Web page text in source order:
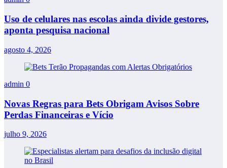
Uso de celulares nas escolas ainda divide gestores,
aponta pesquisa nacional
agosto 4, 2026
admin 0
Novas Regras para Bets Obrigam Avisos Sobre
Perdas Financeiras e Vício
julho 9, 2026